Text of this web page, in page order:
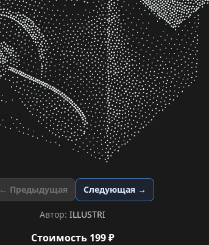
← Предыдущая Следующая →
Автор: ILLUSTRI
Стоимость 199 ₽